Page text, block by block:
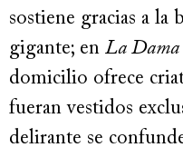
sostiene gracias a la
gigante; en La
domicilio ofrece
fueran vestidos
delirante se